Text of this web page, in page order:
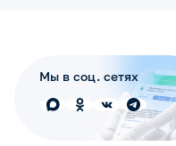
Мы в соц. сетях